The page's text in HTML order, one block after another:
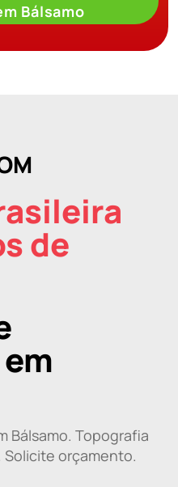
Bálsamo
de
Bálsamo. Topografia
Solicite orçamento.